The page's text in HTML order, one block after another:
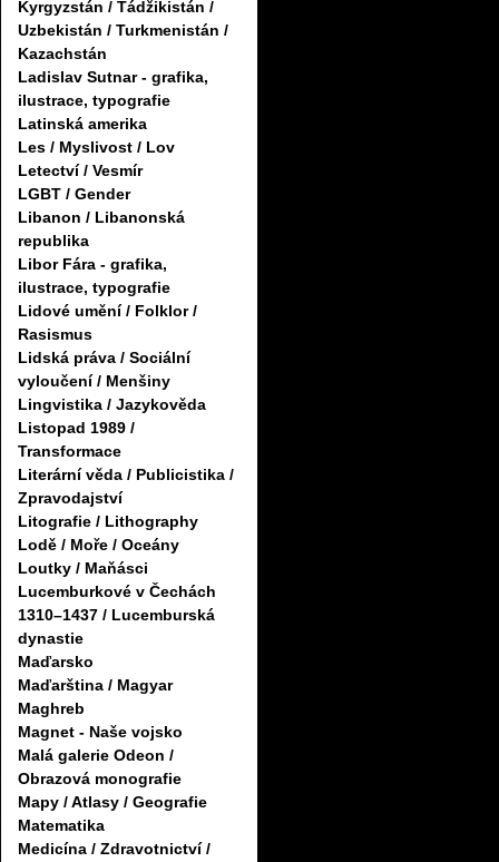
Kyrgyzstán / Tádžikistán /
Uzbekistán / Turkmenistán /
Kazachstán
Ladislav Sutnar - grafika,
ilustrace, typografie
Latinská amerika
Les / Myslivost / Lov
Letectví / Vesmír
LGBT / Gender
Libanon / Libanonská
republika
Libor Fára - grafika,
ilustrace, typografie
Lidové umění / Folklor /
Rasismus
Lidská práva / Sociální
vyloučení / Menšiny
Lingvistika / Jazykověda
Listopad 1989 /
Transformace
Literární věda / Publicistika /
Zpravodajství
Litografie / Lithography
Lodě / Moře / Oceány
Loutky / Maňásci
Lucemburkové v Čechách
1310–1437 / Lucemburská
dynastie
Maďarsko
Maďarština / Magyar
Maghreb
Magnet - Naše vojsko
Malá galerie Odeon /
Obrazová monografie
Mapy / Atlasy / Geografie
Matematika
Medicína / Zdravotnictví /